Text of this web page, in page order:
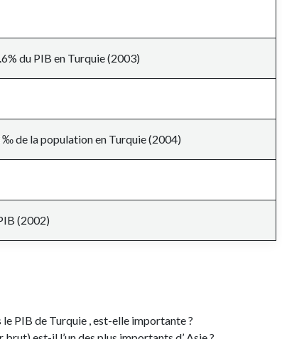
du PIB en Turquie (2003)
de la population en Turquie (2004)
(2002)
PIB de Turquie , est-elle importante ?